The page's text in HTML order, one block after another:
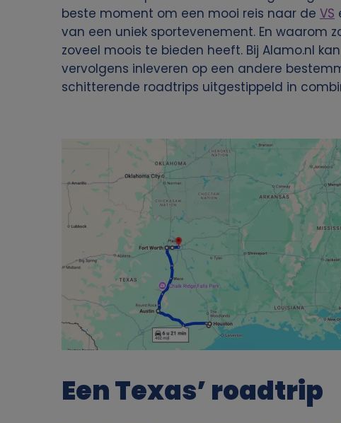
g
a
t
i
o
n
p
a
beste moment om een mooi reis naar de VS
van een uniek sportevenement. En waarom
zoveel moois te bieden heeft. Bij Alamo.nl
vervolgens inleveren op een andere
schitterende roadtrips uitgestippeld in
Image
Een Texas’ roadtrip